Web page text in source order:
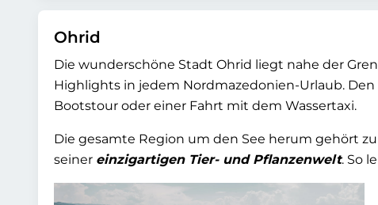
Ohrid
Die wunderschöne Stadt Ohrid liegt nahe der
Highlights in jedem Nordmazedonien-Urlaub.
Bootstour oder einer Fahrt mit dem Wassertaxi.
Die gesamte Region um den See herum gehört
seiner einzigartigen Tier- und Pflanzenwelt. So